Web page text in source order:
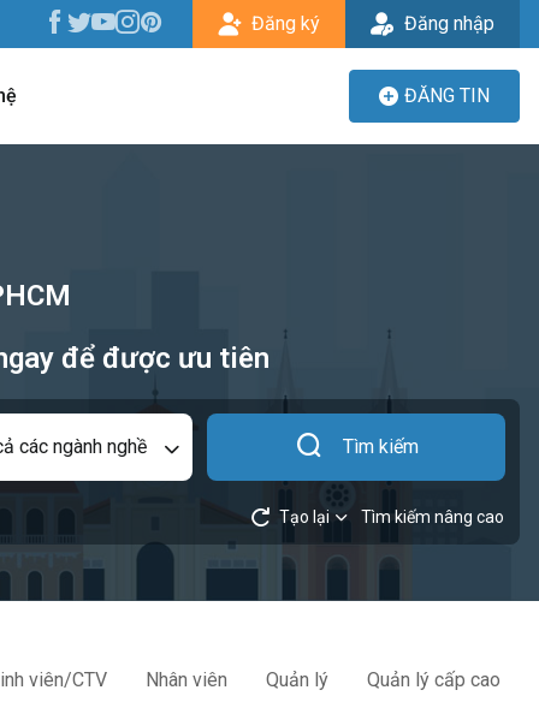
Đăng ký Đăng nhập
ĐĂNG TIN
để được ưu tiên
các ngành nghề Tìm kiếm
Tạo lại Tìm kiếm nâng cao
viên/CTV Nhân viên Quản lý Quản lý cấp cao